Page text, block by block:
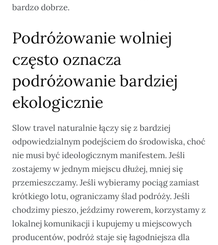
bardzo dobrze.
Podróżowanie wolniej
często oznacza
podróżowanie bardziej
ekologicznie
Slow travel naturalnie łączy się z bardziej
odpowiedzialnym podejściem do środowiska, choć
nie musi być ideologicznym manifestem. Jeśli
zostajemy w jednym miejscu dłużej, mniej się
przemieszczamy. Jeśli wybieramy pociąg zamiast
krótkiego lotu, ograniczamy ślad podróży. Jeśli
chodzimy pieszo, jeździmy rowerem, korzystamy z
lokalnej komunikacji i kupujemy u miejscowych
producentów, podróż staje się łagodniejsza dla